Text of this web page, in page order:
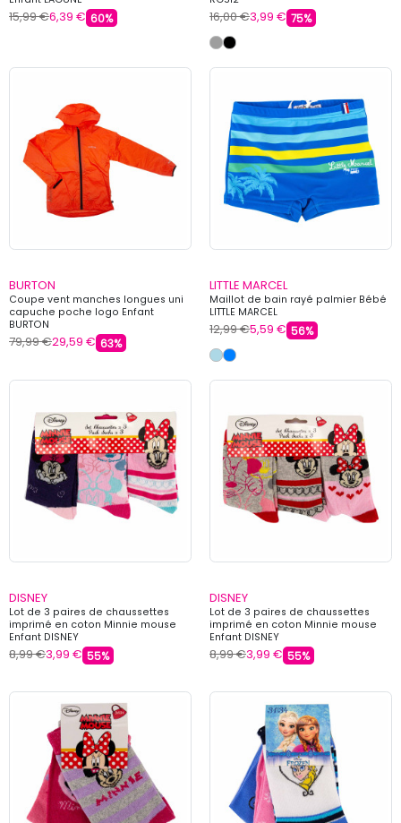
15,99 €6,39 € 60% 16,00 €3,99 € 75%
BURTON
Coupe vent manches longues uni
capuche poche logo Enfant
BURTON
79,99 €29,59 € 63%
LITTLE MARCEL
Maillot de bain rayé palmier Bébé
LITTLE MARCEL
12,99 €5,59 € 56%
DISNEY
Lot de 3 paires de chaussettes
imprimé en coton Minnie mouse
Enfant DISNEY
8,99 €3,99 € 55%
DISNEY
Lot de 3 paires de chaussettes
imprimé en coton Minnie mouse
Enfant DISNEY
8,99 €3,99 € 55%